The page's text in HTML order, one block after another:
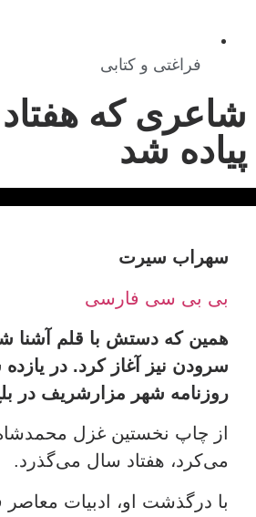
فراغتی و کتابی
شاعری که
پیاده شد
سهراب سیرت
بی بی سی فارسی
همین که دستش با قلم آشنا
سرودن نیز آغاز کرد. در
روزنامه شهر مزارشریف در
از چاپ نخستین غزل
می‌کرد، هفتاد سال می‌گذرد.
با درگذشت او، ادبیات